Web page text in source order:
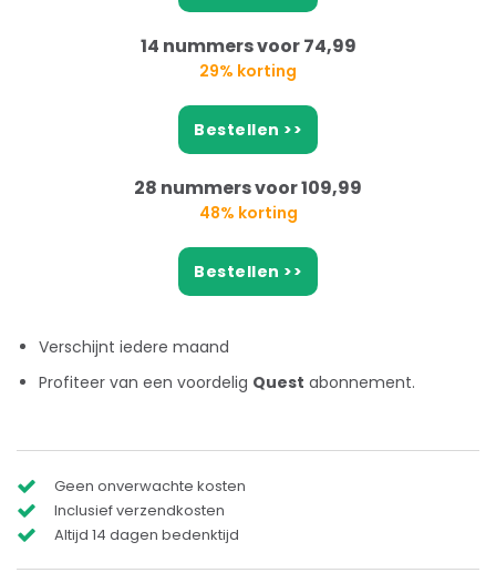
14 nummers voor 74,99
29% korting
Bestellen >>
28 nummers voor 109,99
48% korting
Bestellen >>
Verschijnt iedere maand
Profiteer van een voordelig Quest abonnement.
Geen onverwachte kosten
Inclusief verzendkosten
Altijd 14 dagen bedenktijd